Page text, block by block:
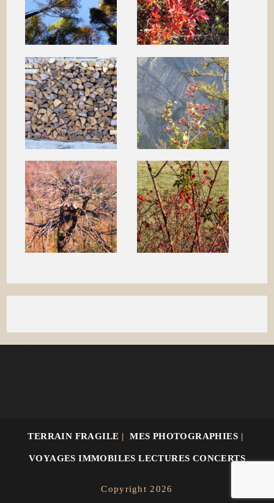
TERRAIN FRAGILE MES PHOTOGRAPHIES
VOYAGES IMMOBILES LECTURES CONCERTS
Copyright 2026